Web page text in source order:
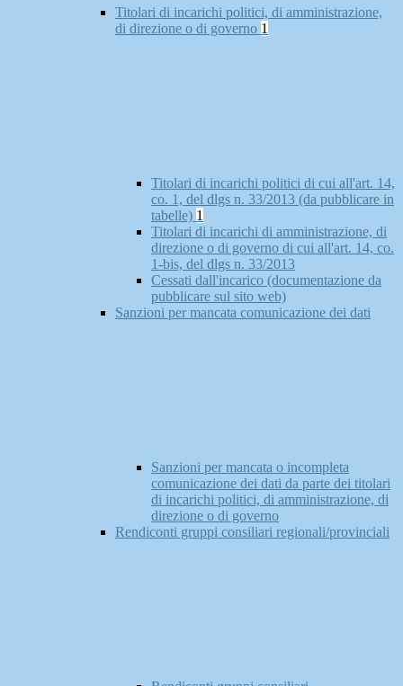
Titolari di incarichi politici, di amministrazione,
di direzione o di governo 1
Titolari di incarichi politici di cui all'art. 14,
co. 1, del dlgs n. 33/2013 (da pubblicare in
tabelle) 1
Titolari di incarichi di amministrazione, di
direzione o di governo di cui all'art. 14, co.
1-bis, del dlgs n. 33/2013
Cessati dall'incarico (documentazione da
pubblicare sul sito web)
Sanzioni per mancata comunicazione dei dati
Sanzioni per mancata o incompleta
comunicazione dei dati da parte dei titolari
di incarichi politici, di amministrazione, di
direzione o di governo
Rendiconti gruppi consiliari regionali/provinciali